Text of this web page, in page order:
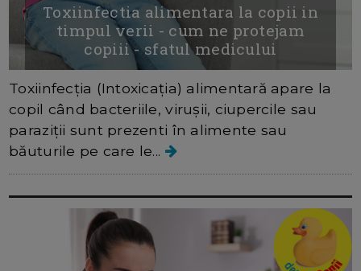
Toxiinfectia alimentara la copii in
timpul verii - cum ne protejam
copiii - sfatul medicului
Toxiinfecția (Intoxicația) alimentară apare la
copil când bacteriile, virușii, ciupercile sau
paraziții sunt prezenti în alimente sau
băuturile pe care le...